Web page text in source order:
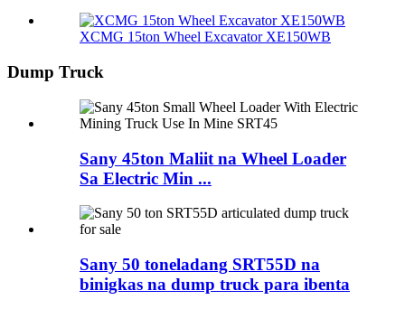
XCMG 15ton Wheel Excavator XE150WB
Dump Truck
Sany 45ton Maliit na Wheel Loader
Sa Electric Min ...
Sany 50 toneladang SRT55D na
binigkas na dump truck para ibenta